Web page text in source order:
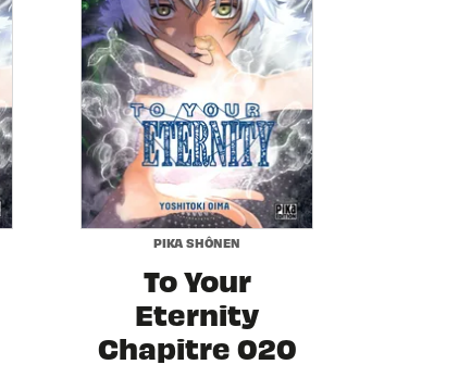
PIKA SHÔNEN
To Your
Eternity
Chapitre 020